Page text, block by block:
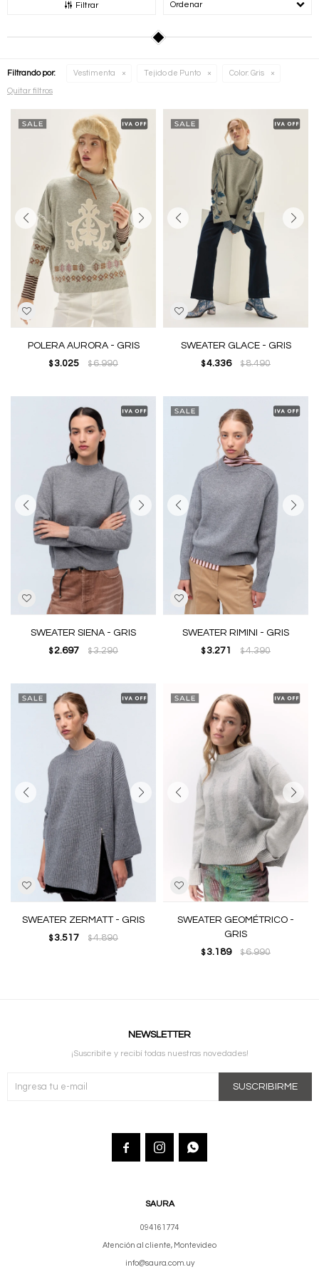
Filtrar Recomendados
Filtrando por: Vestimenta Tejido de Punto Color: Gris
Quitar filtros
POLERA AURORA - GRIS
$ 3.025 $6.990
SWEATER GLACE - GRIS
$ 4.336 $8.490
SWEATER SIENA - GRIS
$ 2.697 $3.290
SWEATER RIMINI - GRIS
$ 3.271 $4.390
SWEATER ZERMATT - GRIS
$ 3.517 $4.890
SWEATER GEOMÉTRICO -
GRIS
$ 3.189 $6.990
SAURA
094161774
Atención al cliente, Montevideo
info@saura.com.uy
NEWSLETTER
¡Suscribite y recibí todas nuestras novedades!
SUSCRIBIRME
  